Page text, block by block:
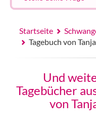
Startseite
Tagebuch von Tanja
Und
Tagebücher
von